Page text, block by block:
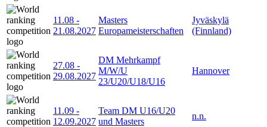
11.08 -
21.08.2027
Masters
Europameisterschaften
Jyväskylä
(Finnland)
27.08 -
29.08.2027
DM Mehrkampf
M/W/U
23/U20/U18/U16
Hannover
11.09 -
12.09.2027
Team DM U16/U20
und Masters
n.n.